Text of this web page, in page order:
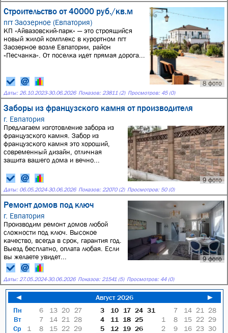
Строительство от 40000 руб./кв.м
пгт Заозерное (Евпатория)
8 фото
КП «Айвазовский-парк» — это строящийся
новый жилой комплекс в курортном пгт
Заозерное возле Евпатории, район
«Песчанка». От поселка идет прямая дорога...
Даты: 26.10.2023-30.06.2026 Показов: 23811 (2) Просмотров: 45 (0)
Заборы из французского камня от производителя
г. Евпатория
9 фото
Предлагаем изготовление забора из
французского камня. Забор из
французского камня это хороший,
современный дизайн, отличная
защита вашего дома и вечно...
Даты: 06.05.2024-30.06.2026 Показов: 22070 (2) Просмотров: 50 (0)
Ремонт домов под ключ
г. Евпатория
9 фото
Производим ремонт домов любой
сложности под ключ. Высокое
качество, всегда в срок, гарантия год.
Выезд бесплатно, оплата любая. Если
вы желаете увидет...
Даты: 27.05.2024-30.06.2026 Показов: 21541 (5) Просмотров: 44 (0)
◄ Август 2026
►
Пн
Вт
Ср
6 13 20
27
7
14 21
28
1
8 15 22 29
3 10 17 24 31
4
11 18 25
5
12 19 26
7 14 21
28
1
8 15 22 29
2
9 16 23 30